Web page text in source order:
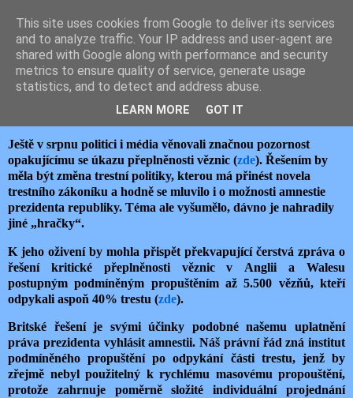
JEMELIK ZDENĚK
středa 11. září 2024
KUDY NA PŘEPLNĚNOST VĚZNIC?
Ještě v srpnu politici i média věnovali značnou pozornost
opakujícímu se úkazu přeplněnosti věznic (zde). Řešením by
měla být změna trestní politiky, kterou má přinést novela
trestního zákoníku a hodně se mluvilo i o možnosti amnestie
prezidenta republiky. Téma ale vyšumělo, dávno je nahradily
jiné „hračky“.
K jeho oživení by mohla přispět překvapující čerstvá zpráva o
řešení kritické přeplněnosti věznic v Anglii a Walesu
postupným podmíněným propuštěním až 5.500 vězňů, kteří
odpykali aspoň 40% trestu (zde).
Britské řešení je svými účinky podobné našemu uplatnění
práva prezidenta vyhlásit amnestii. Náš právní řád zná institut
podmíněného propuštění po odpykání části trestu, jenž by
zřejmě nebyl použitelný k rychlému masovému propouštění,
protože zahrnuje poměrně složité individuální projednání
This site uses cookies from Google to deliver its services
and to analyze traffic. Your IP address and user-agent are
shared with Google along with performance and security
metrics to ensure quality of service, generate usage
statistics, and to detect and address abuse.
LEARN MORE GOT IT